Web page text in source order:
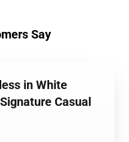
Say
in White
Casual